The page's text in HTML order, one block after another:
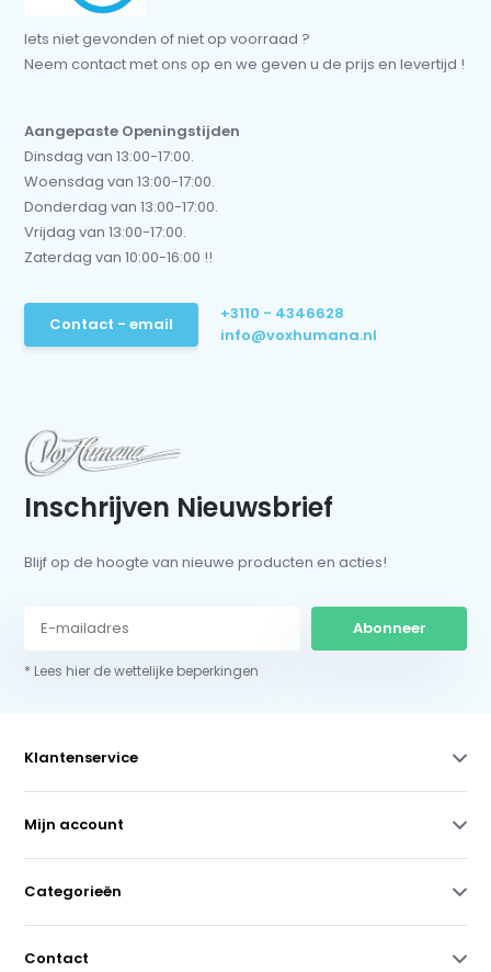
Iets niet gevonden of niet op voorraad ?
Neem contact met ons op en we geven u de prijs en levertijd !
Aangepaste Openingstijden
Dinsdag van 13:00-17:00.
Woensdag van 13:00-17:00.
Donderdag van 13:00-17:00.
Vrijdag van 13:00-17:00.
Zaterdag van 10:00-16:00 !!
Contact - email
+3110 - 4346628
info@voxhumana.nl
Inschrijven Nieuwsbrief
Blijf op de hoogte van nieuwe producten en acties!
Abonneer
* Lees hier de wettelijke beperkingen
Klantenservice
Mijn account
Categorieën
Contact